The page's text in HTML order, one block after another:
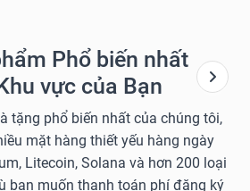
Phổ biến nhất
vực của Bạn
tặng phổ biến nhất của chúng tôi,
mặt hàng thiết yếu hàng ngày
Litecoin, Solana và hơn 200 loại
bạn muốn thanh toán phí đăng ký